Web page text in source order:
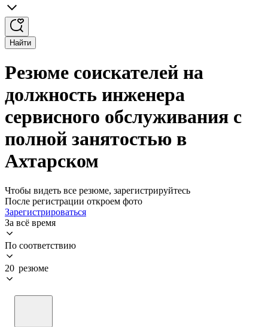
Найти
Резюме соискателей на
должность инженера
сервисного обслуживания с
полной занятостью в
Ахтарском
Чтобы видеть все резюме, зарегистрируйтесь
После регистрации откроем фото
Зарегистрироваться
За всё время
По соответствию
20 резюме